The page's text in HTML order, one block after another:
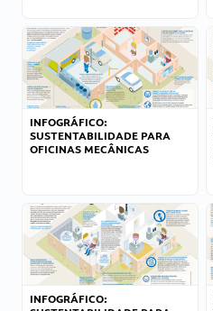
INFOGRÁFICO:
SUSTENTABILIDADE PARA
OFICINAS MECÂNICAS
INFOGRÁFICO: